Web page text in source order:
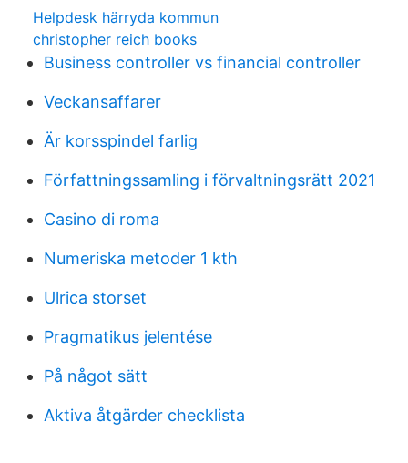
Helpdesk härryda kommun
christopher reich books
Business controller vs financial controller
Veckansaffarer
Är korsspindel farlig
Författningssamling i förvaltningsrätt 2021
Casino di roma
Numeriska metoder 1 kth
Ulrica storset
Pragmatikus jelentése
På något sätt
Aktiva åtgärder checklista